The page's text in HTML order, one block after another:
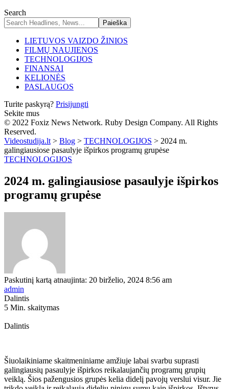
Search
LIETUVOS VAIZDO ŽINIOS
FILMŲ NAUJIENOS
TECHNOLOGIJOS
FINANSAI
KELIONĖS
PASLAUGOS
Turite paskyrą? Prisijungti
Sekite mus
© 2022 Foxiz News Network. Ruby Design Company. All Rights
Reserved.
Videostudija.lt > Blog > TECHNOLOGIJOS > 2024 m.
galingiausiose pasaulyje išpirkos programų grupėse
TECHNOLOGIJOS
2024 m. galingiausiose pasaulyje išpirkos
programų grupėse
Paskutinį kartą atnaujinta: 20 birželio, 2024 8:56 am
admin
Dalintis
5 Min. skaitymas
Dalintis
Šiuolaikiniame skaitmeniniame amžiuje labai svarbu suprasti
galingiausių pasaulyje išpirkos reikalaujančių programų grupių
veiklą. Šios pažengusios grupės kelia didelį pavojų verslui visur. Jie